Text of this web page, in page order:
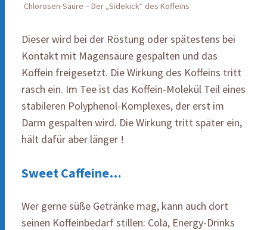
Chlorosen-Säure – Der „Sidekick“ des Koffeins
Dieser wird bei der Röstung oder spätestens bei
Kontakt mit Magensäure gespalten und das
Koffein freigesetzt. Die Wirkung des Koffeins tritt
rasch ein. Im Tee ist das Koffein-Molekül Teil eines
stabileren Polyphenol-Komplexes, der erst im
Darm gespalten wird. Die Wirkung tritt später ein,
hält dafür aber länger !
Sweet Caffeine…
Wer gerne süße Getränke mag, kann auch dort
seinen Koffeinbedarf stillen: Cola, Energy-Drinks